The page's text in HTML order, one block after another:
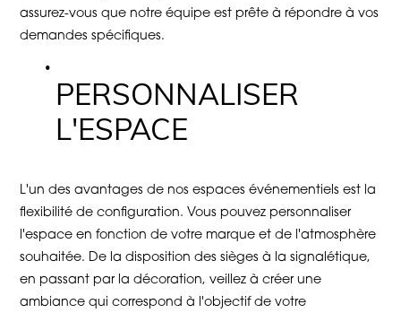
assurez-vous que notre équipe est prête à répondre à vos
demandes spécifiques.
PERSONNALISER
L'ESPACE
L'un des avantages de nos espaces événementiels est la
flexibilité de configuration. Vous pouvez personnaliser
l'espace en fonction de votre marque et de l'atmosphère
souhaitée. De la disposition des sièges à la signalétique,
en passant par la décoration, veillez à créer une
ambiance qui correspond à l'objectif de votre